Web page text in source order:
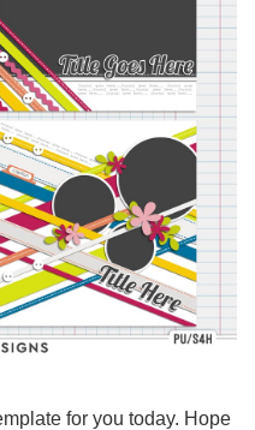
for you today. Hope